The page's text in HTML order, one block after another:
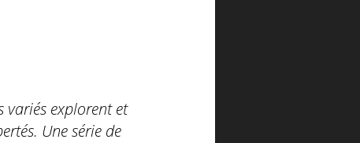
variés explorent et
Une série de